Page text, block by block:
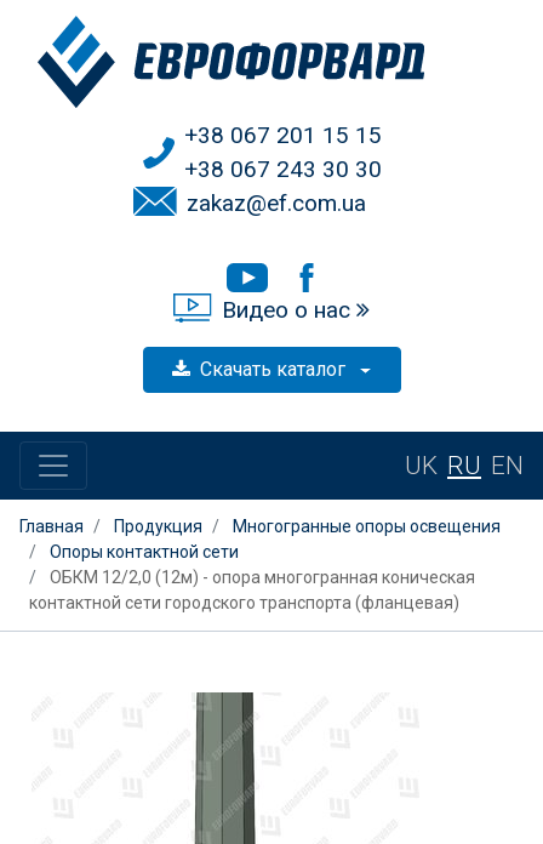
+38 067 201 15 15
+38 067 243 30 30
zakaz@ef.com.ua
Видео о нас
Скачать каталог
UK RU EN
Главная Продукция
Многогранные опоры освещения
Опоры контактной сети
ОБКМ 12/2,0 (12м) - опора многогранная коническая
контактной сети городского транспорта (фланцевая)